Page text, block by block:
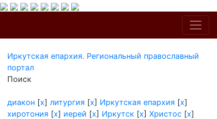
Иркутская епархия. Региональный православный
портал
Поиск
диакон [x] литургия [x] Иркутская епархия [x]
хиротония [x] иерей [x] Иркутск [x] Христос [x]